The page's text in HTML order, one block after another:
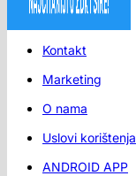
Kontakt
Marketing
O nama
Uslovi korištenja
ANDROID APP